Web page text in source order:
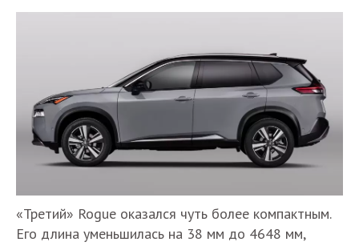
«Третий» Rogue оказался чуть более компактным.
Его длина уменьшилась на 38 мм до 4648 мм,